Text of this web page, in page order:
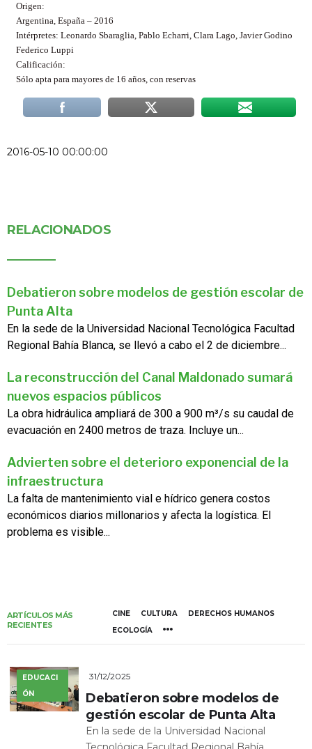
Origen:
Argentina, España – 2016
Intérpretes: Leonardo Sbaraglia, Pablo Echarri, Clara Lago, Javier Godino
Federico Luppi
Calificación:
Sólo apta para mayores de 16 años, con reservas
2016-05-10 00:00:00
RELACIONADOS
Debatieron sobre modelos de gestión escolar de
Punta Alta
En la sede de la Universidad Nacional Tecnológica Facultad
Regional Bahía Blanca, se llevó a cabo el 2 de diciembre...
La reconstrucción del Canal Maldonado sumará
nuevos espacios públicos
La obra hidráulica ampliará de 300 a 900 m³/s su caudal de
evacuación en 2400 metros de traza. Incluye un...
Advierten sobre el deterioro exponencial de la
infraestructura
La falta de mantenimiento vial e hídrico genera costos
económicos diarios millonarios y afecta la logística. El
problema es visible...
ARTÍCULOS MÁS
RECIENTES
CINE CULTURA
DERECHOS HUMANOS
ECOLOGÍA
EDUCACI
ÓN
31/12/2025
Debatieron sobre modelos de
gestión escolar de Punta Alta
En la sede de la Universidad Nacional